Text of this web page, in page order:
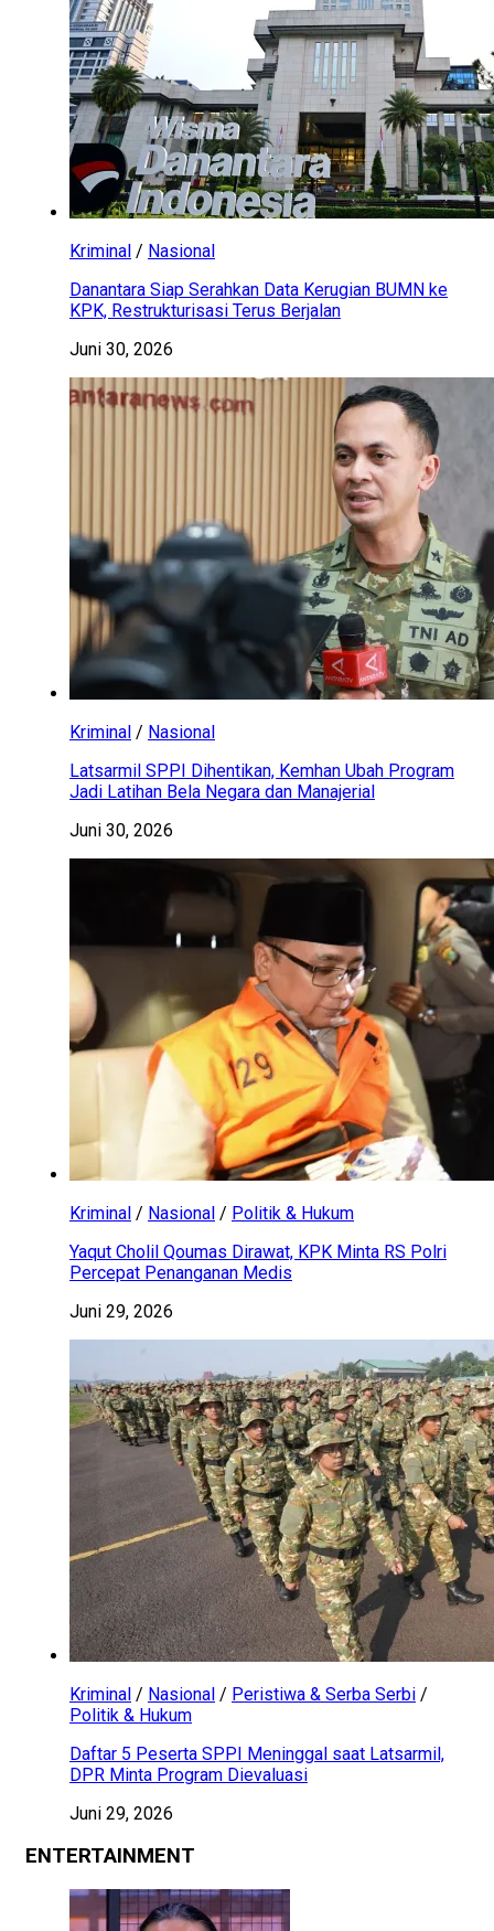
Kriminal / Nasional
Danantara Siap Serahkan Data Kerugian BUMN ke
KPK, Restrukturisasi Terus Berjalan
Juni 30, 2026
Kriminal / Nasional
Latsarmil SPPI Dihentikan, Kemhan Ubah Program
Jadi Latihan Bela Negara dan Manajerial
Juni 30, 2026
Kriminal / Nasional / Politik & Hukum
Yaqut Cholil Qoumas Dirawat, KPK Minta RS Polri
Percepat Penanganan Medis
Juni 29, 2026
Kriminal / Nasional / Peristiwa & Serba Serbi /
Politik & Hukum
Daftar 5 Peserta SPPI Meninggal saat Latsarmil,
DPR Minta Program Dievaluasi
Juni 29, 2026
ENTERTAINMENT